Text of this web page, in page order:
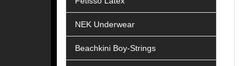
NEK Underwear
Beachkini Boy-Strings